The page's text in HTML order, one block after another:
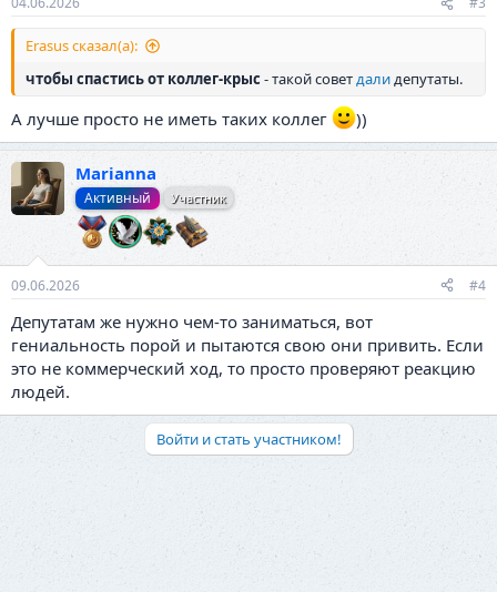
Erasus сказал(а):
чтобы спастись от коллег-крыс - такой советдалидепутаты.
А лучше просто не иметь таких коллег ))
Marianna
Активный Участник
09.06.2026 #4
Депутатам же нужно чем-то заниматься, вот
гениальность порой и пытаются свою они привить. Если
это не коммерческий ход, то просто проверяют реакцию
людей.
Войти и стать участником!